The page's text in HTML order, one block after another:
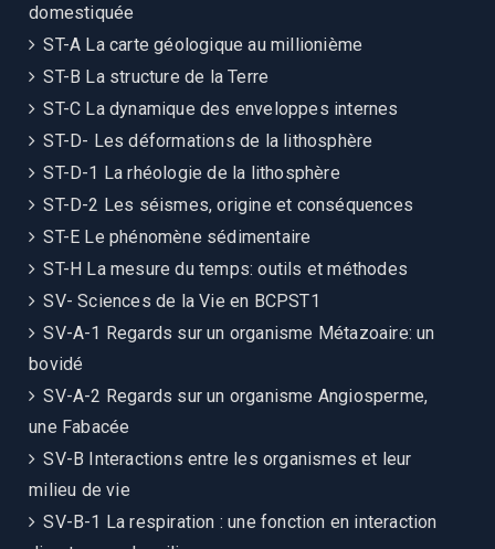
domestiquée
ST-A La carte géologique au millionième
ST-B La structure de la Terre
ST-C La dynamique des enveloppes internes
ST-D- Les déformations de la lithosphère
ST-D-1 La rhéologie de la lithosphère
ST-D-2 Les séismes, origine et conséquences
ST-E Le phénomène sédimentaire
ST-H La mesure du temps: outils et méthodes
SV- Sciences de la Vie en BCPST1
SV-A-1 Regards sur un organisme Métazoaire: un
bovidé
SV-A-2 Regards sur un organisme Angiosperme,
une Fabacée
SV-B Interactions entre les organismes et leur
milieu de vie
SV-B-1 La respiration : une fonction en interaction